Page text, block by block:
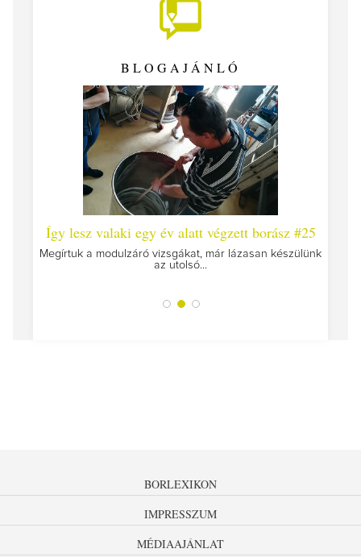
BLOGAJÁNLÓ
Így lesz valaki egy év alatt végzett borász #25
Megírtuk a modulzáró vizsgákat, már lázasan készülünk
az utolsó...
BORLEXIKON
IMPRESSZUM
MÉDIAAJÁNLAT